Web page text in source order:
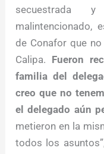
secuestrada
malintencionado,
de Conafor que
Calipa. Fueron
familia del
creo que no
el delegado aún
metieron en la
todos los